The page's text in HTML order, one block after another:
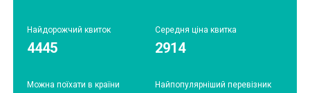
Найдорожчий квиток
4445
Середня ціна квитка
2914
Можна поїхати в країни Найпопулярніший перевізник